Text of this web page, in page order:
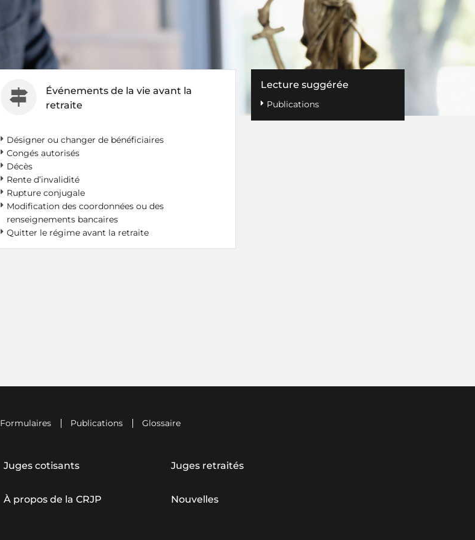
Événements de la vie avant la
retraite
Désigner ou changer de bénéficiaires
Congés autorisés
Décès
Rente d’invalidité
Rupture conjugale
Modification des coordonnées ou des
renseignements bancaires
Quitter le régime avant la retraite
Lecture suggérée
Publications
Formulaires Publications Glossaire
Juges cotisants
À propos de la CRJP
Juges retraités
Nouvelles